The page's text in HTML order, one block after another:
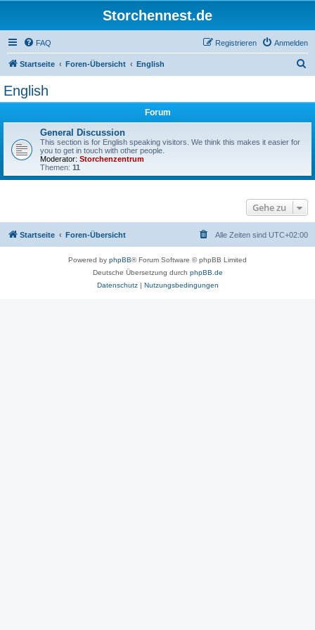
Storchennest.de
FAQ Anmelden
Registrieren
Startseite Foren-Übersicht English
English
Forum
General Discussion
This section is for English speaking visitors. We think this makes it easier for
you to get in touch with other people.
Moderator: Storchenzentrum
Themen: 11
Gehe zu
Startseite Foren-Übersicht Alle Zeiten sind UTC+02:00
Powered by phpBB® Forum Software © phpBB Limited
Deutsche Übersetzung durch phpBB.de
Datenschutz| Nutzungsbedingungen